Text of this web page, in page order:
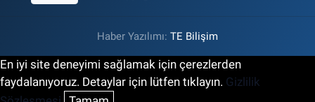
Haber Yazılımı: TE Bilişim
En iyi site deneyimi sağlamak için çerezlerden
faydalanıyoruz. Detaylar için lütfen tıklayın. Gizlilik